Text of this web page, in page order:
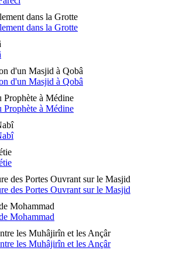
dans la Grotte
dans la Grotte
d'un Masjid à Qobâ
d'un Masjid à Qobâ
Prophète à Médine
Prophète à Médine
des Portes Ouvrant sur le Masjid
des Portes Ouvrant sur le Masjid
Mohammad
Mohammad
les Muhâjirîn et les Ançâr
les Muhâjirîn et les Ançâr